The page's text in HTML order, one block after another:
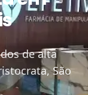
de alta
São